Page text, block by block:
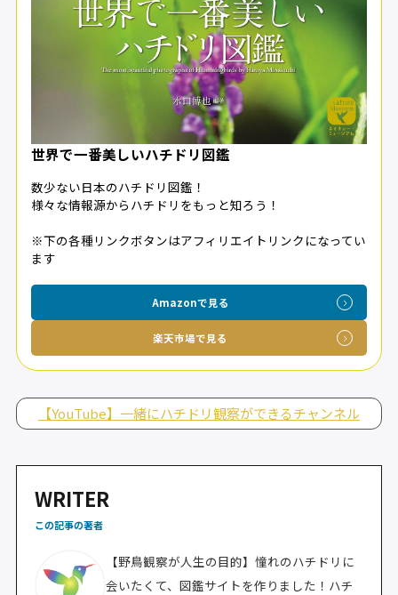
世界で一番美しいハチドリ図鑑
数少ない日本のハチドリ図鑑！
様々な情報源からハチドリをもっと知ろう！
※下の各種リンクボタンはアフィリエイトリンクになってい
ます
Amazonで見る
楽天市場で見る
【YouTube】一緒にハチドリ観察ができるチャンネル
WRITER
この記事の著者
【野鳥観察が人生の目的】憧れのハチドリに
会いたくて、図鑑サイトを作りました！ハチ